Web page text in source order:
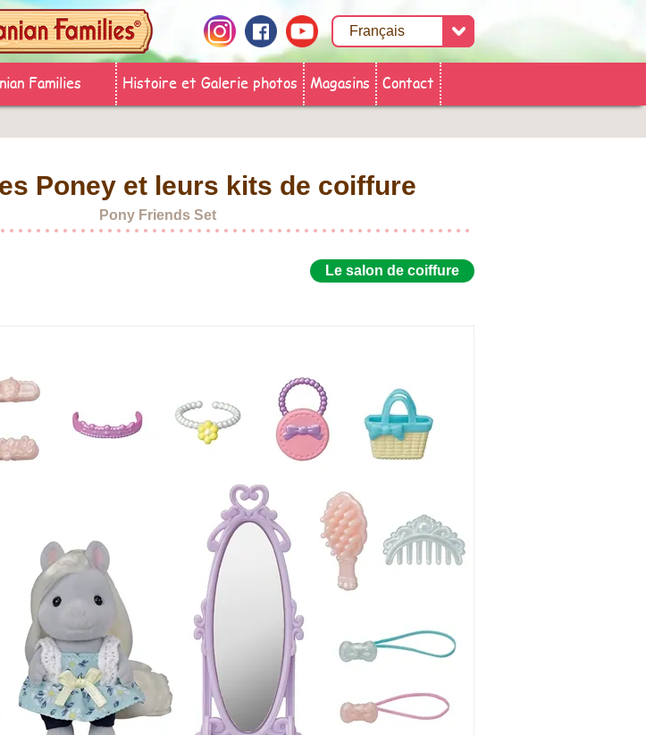
Families Histoire et Galerie photos Magasins Contact
Poney et leurs kits de coiffure
Pony Friends Set
Le salon de coiffure